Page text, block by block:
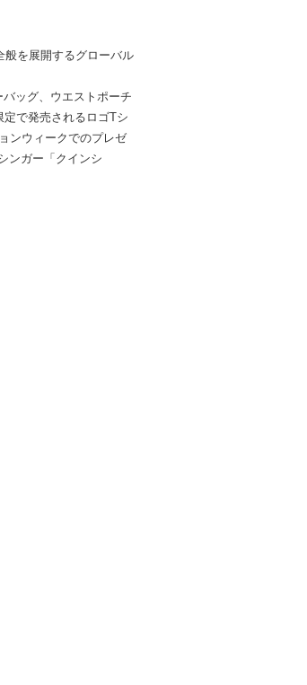
般を展開するグローバル
ッグ、ウエストポーチ
で発売されるロゴTシ
ンウィークでのプレゼ
ンガー「クインシ